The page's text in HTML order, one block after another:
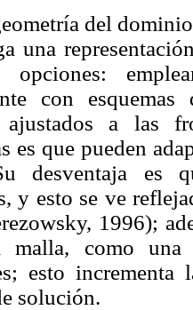
del
una
con
ajustados a las
es que pueden
desventaja es
y esto se ve
1996);
malla, como
esto
solución.